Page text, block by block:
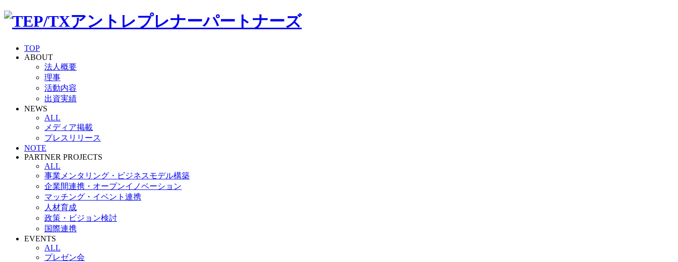
TOP
ABOUT
法人概要
理事
活動内容
出資実績
NEWS
ALL
メディア掲載
プレスリリース
NOTE
PARTNER PROJECTS
ALL
事業メンタリング・ビジネスモデル構築
企業間連携・オープンイノベーション
マッチング・イベント連携
人材育成
政策・ビジョン検討
国際連携
EVENTS
ALL
プレゼン会